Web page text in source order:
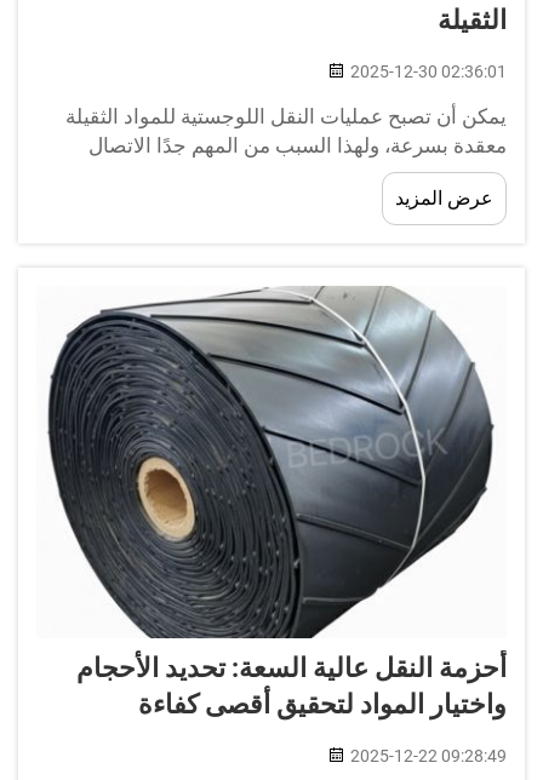
الثقيلة
2025-12-30 02:36:01
يمكن أن تصبح عمليات النقل اللوجستية للمواد الثقيلة
معقدة بسرعة، ولهذا السبب من المهم جدًا الاتصال
بفريق يتمتع بخبرة واسعة ومتنوعة في هذا المجال. من
الحاجة إلى المعدات الثقيلة إلى الخفيفة، عندما تأتي...
عرض المزيد
أحزمة النقل عالية السعة: تحديد الأحجام
واختيار المواد لتحقيق أقصى كفاءة
2025-12-22 09:28:49